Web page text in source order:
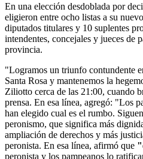
En una elección desdoblada por
eligieron entre ocho listas a su
diputados titulares y 10 suplentes
intendentes, concejales y jueces de
provincia.
"Logramos un triunfo contundente
Santa Rosa y mantenemos la
Ziliotto cerca de las 21:00, cuando
prensa. En esa línea, agregó: "Los
han elegido cual es el rumbo.
peronismo, que significa más
ampliación de derechos y más
peronista. En esa línea, afirmó que "
peronista y los pampeanos lo